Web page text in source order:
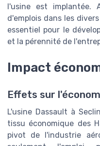
l'usine est implantée.
d'emplois dans les
essentiel pour le
et la pérennité de
Impact
Effets sur
L'usine Dassault à
tissu économique des
pivot de l'industrie